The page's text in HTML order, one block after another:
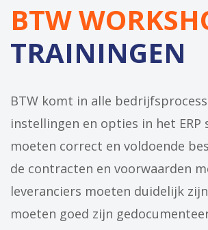
BTW
TRAININGEN
BTW komt in alle
instellingen en opties in het ERP
moeten correct en voldoende
de contracten en voorwaarden
leveranciers moeten duidelijk
moeten goed zijn